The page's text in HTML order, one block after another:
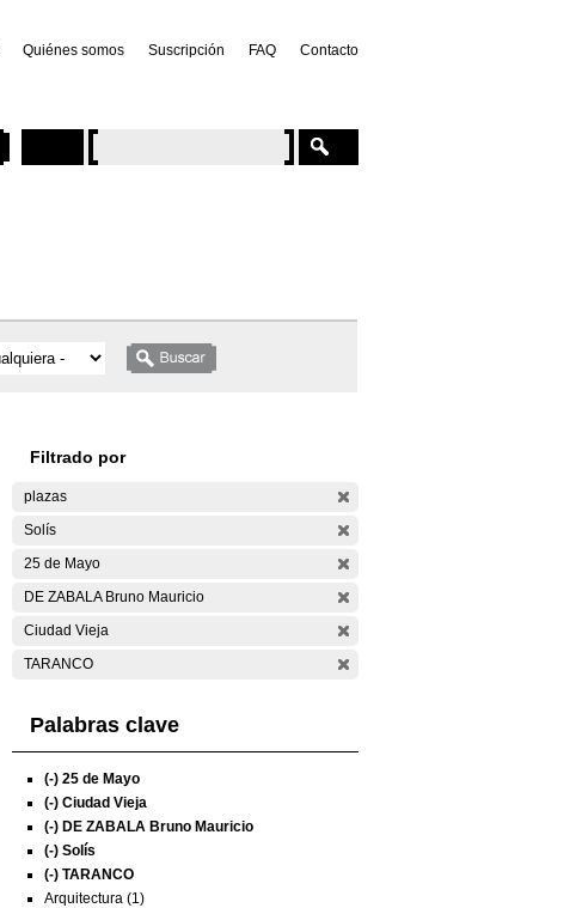
Quiénes somos Suscripción FAQ Contacto
Filtrado por
plazas
Solís
25 de Mayo
DE ZABALA Bruno Mauricio
Ciudad Vieja
TARANCO
Palabras clave
(-) 25 de Mayo
(-) Ciudad Vieja
(-) DE ZABALA Bruno Mauricio
(-) Solís
(-) TARANCO
Arquitectura (1)